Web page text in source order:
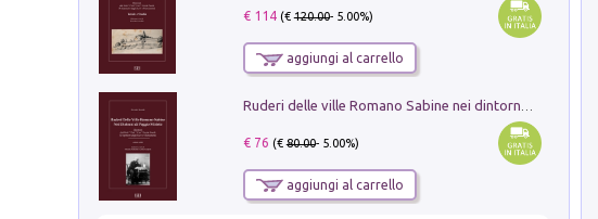
€ 114(€120.00- 5.00%)
aggiungi al carrello
€ 76 (€80.00- 5.00%)
aggiungi al carrello